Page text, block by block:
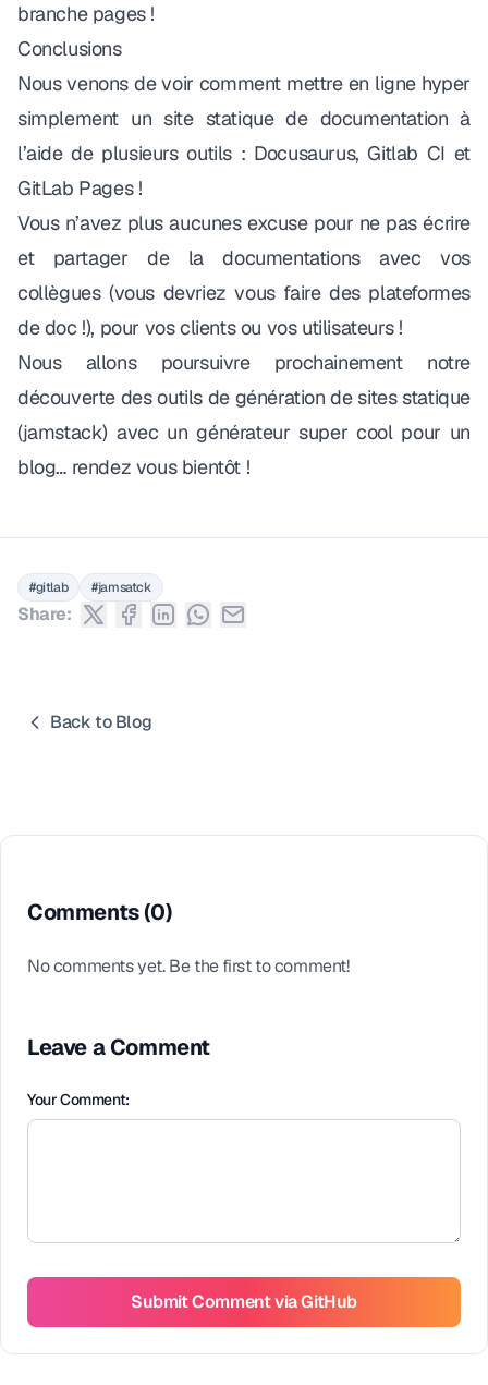
branche pages !
Conclusions
Nous venons de voir comment mettre en ligne hyper
simplement un site statique de documentation à
l’aide de plusieurs outils : Docusaurus, Gitlab CI et
GitLab Pages !
Vous n’avez plus aucunes excuse pour ne pas écrire
et partager de la documentations avec vos
collègues (vous devriez vous faire des plateformes
de doc !), pour vos clients ou vos utilisateurs !
Nous allons poursuivre prochainement notre
découverte des outils de génération de sites statique
(jamstack) avec un générateur super cool pour un
blog… rendez vous bientôt !
#gitlab #jamsatck
Share:
Back to Blog
Comments (0)
No comments yet. Be the first to comment!
Leave a Comment
Your Comment:
Submit Comment via GitHub